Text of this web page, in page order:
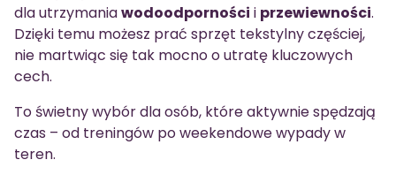
dla utrzymaniawodoodporności i przewiewności.
Dzięki temu możesz prać sprzęt tekstylny częściej,
nie martwiąc się tak mocno o utratę kluczowych
cech.
To świetny wybór dla osób, które aktywnie spędzają
czas – od treningów po weekendowe wypady w
teren.